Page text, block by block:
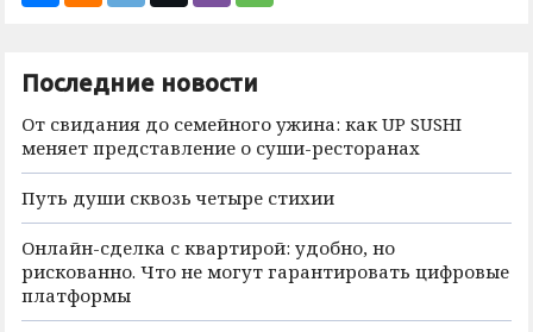
Последние новости
От свидания до семейного ужина: как UP SUSHI
меняет представление о суши-ресторанах
Путь души сквозь четыре стихии
Онлайн-сделка с квартирой: удобно, но
рискованно. Что не могут гарантировать цифровые
платформы